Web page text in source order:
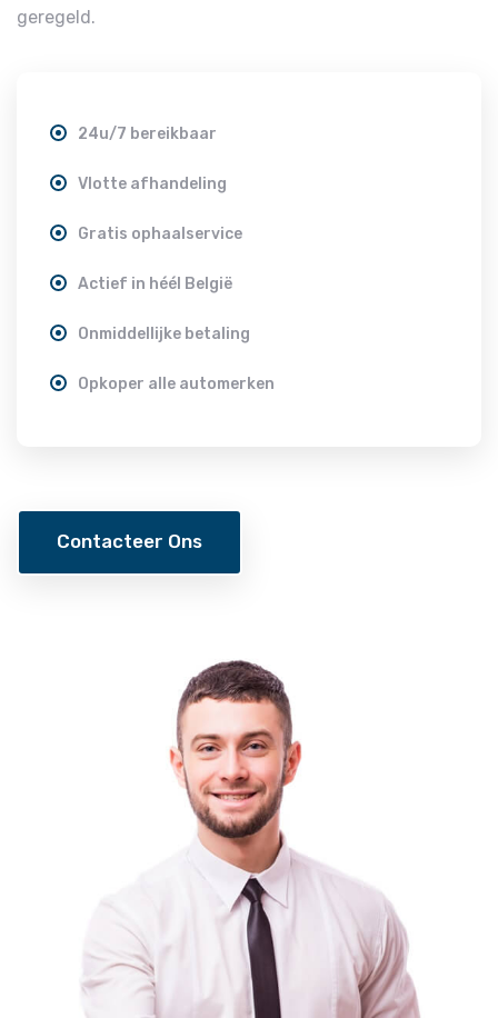
geregeld.
24u/7 bereikbaar
Vlotte afhandeling
Gratis ophaalservice
Actief in héél België
Onmiddellijke betaling
Opkoper alle automerken
Contacteer Ons